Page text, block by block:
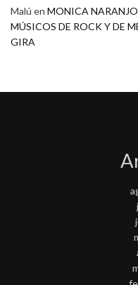
Malú en MONICA NARANJO
MÚSICOS DE ROCK Y DE
GIRA